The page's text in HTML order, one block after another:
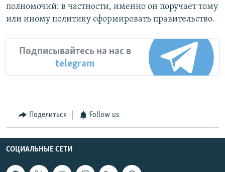
полномочий: в частности, именно он поручает тому
или иному политику сформировать правительство.
Подписывайтесь на нас в
telegram
Поделиться Follow us
СОЦИАЛЬНЫЕ СЕТИ